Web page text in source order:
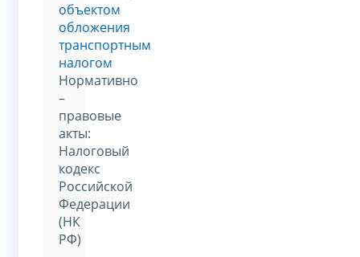
объектом
обложения
транспортным
налогом
Нормативно
–
правовые
акты:
Налоговый
кодекс
Российской
Федерации
(НК
РФ)